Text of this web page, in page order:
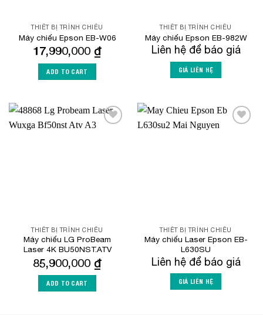
THIẾT BỊ TRÌNH CHIẾU
Máy chiếu Epson EB-W06
17,990,000 ₫
ADD TO CART
THIẾT BỊ TRÌNH CHIẾU
Máy chiếu Epson EB-982W
Liên hệ để báo giá
GIÁ LIÊN HỆ
THIẾT BỊ TRÌNH CHIẾU
Máy chiếu LG ProBeam
Laser 4K BU50NST.ATV
85,900,000 ₫
ADD TO CART
THIẾT BỊ TRÌNH CHIẾU
Máy chiếu Laser Epson EB-
L630SU
Liên hệ để báo giá
GIÁ LIÊN HỆ